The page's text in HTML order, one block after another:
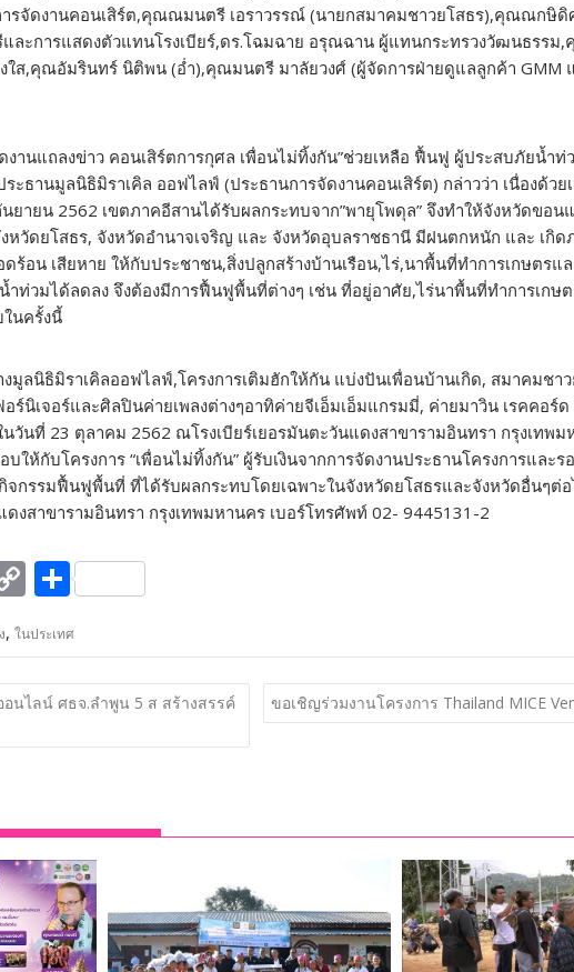
ารจัดงานคอนเสิร์ต,คุณณมนตรี เอราวรรณ์ (นายกสมาคมชาวยโสธร),คุณณกษิดิ
ละการแสดงตัวแทนโรงเบียร์,ดร.โฉมฉาย อรุณฉาน ผู้แทนกระทรวงวัฒนธรร
ใส,คุณอัมรินทร์ นิติพน (อ่ำ),คุณมนตรี มาลัยวงศ์ (ผู้จัดการฝ่ายดูแลลูกค้า GMM
งานแถลงข่าว คอนเสิร์ตการกุศล เพื่อนไม่ทิ้งกัน”ช่วยเหลือ ฟื้นฟู ผู้ประสบภัยน้ำท่
ะธานมูลนิธิมิราเคิล ออฟไลฟ์ (ประธานการจัดงานคอนเสิร์ต) กล่าวว่า เนื่องด้วย
ยายน 2562 เขตภาคอีสานได้รับผลกระทบจาก”พายุโพดุล” จึงทำให้จังหวัดขอน
หวัดยโสธร, จังหวัดอำนาจเจริญ และ จังหวัดอุบลราชธานี มีฝนตกหนัก และ เกิด
ร้อน เสียหาย ให้กับประชาชน,สิ่งปลูกสร้างบ้านเรือน,ไร่,นาพื้นที่ทำการเกษตรแล
ำท่วมได้ลดลง จึงต้องมีการฟื้นฟูพื้นที่ต่างๆ เช่น ที่อยู่อาศัย,ไร่นาพื้นที่ทำการเกษ
นครั้งนี้
มูลนิธิมิราเคิลออฟไลฟ์,โครงการเติมฮักให้กัน แบ่งปันเพื่อนบ้านเกิด, สมาคมชาว
ร์นิเจอร์และศิลปินค่ายเพลงต่างๆอาทิค่ายจีเอ็มเอ็มแกรมมี่, ค่ายมาวิน เรคคอร์
วันที่ 23 ตุลาคม 2562 ณโรงเบียร์เยอรมันตะวันแดงสาขารามอินทรา กรุงเทพม
ให้กับโครงการ “เพื่อนไม่ทิ้งกัน” ผู้รับเงินจากการจัดงานประธานโครงการและร
จกรรมฟื้นฟูพื้นที่ ที่ได้รับผลกระทบโดยเฉพาะในจังหวัดยโสธรและจังหวัดอื่นๆต่
ดงสาขารามอินทรา กรุงเทพมหานคร เบอร์โทรศัพท์ 02- 9445131-2
C
p
y
Li
n
S
ar
e
, ในประเทศ
นไลน์ ศธจ.ลำพูน 5 ส สร้างสรรค์
ขอเชิญร่วมงานโครงการ Thailand MICE